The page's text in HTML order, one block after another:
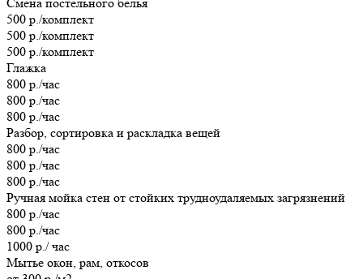
Смена постельного белья
500 р./комплект
500 р./комплект
500 р./комплект
Глажка
800 р./час
800 р./час
800 р./час
Разбор, сортировка и раскладка вещей
800 р./час
800 р./час
800 р./час
Ручная мойка стен от стойких трудноудаляемых загрязнений
800 р./час
800 р./час
1000 р./ час
Мытье окон, рам, откосов